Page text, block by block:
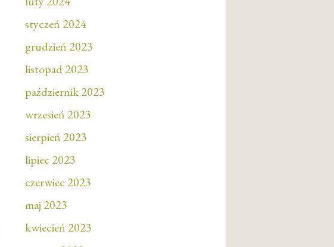
styczeń 2024
grudzień 2023
listopad 2023
październik 2023
wrzesień 2023
sierpień 2023
lipiec 2023
czerwiec 2023
maj 2023
kwiecień 2023